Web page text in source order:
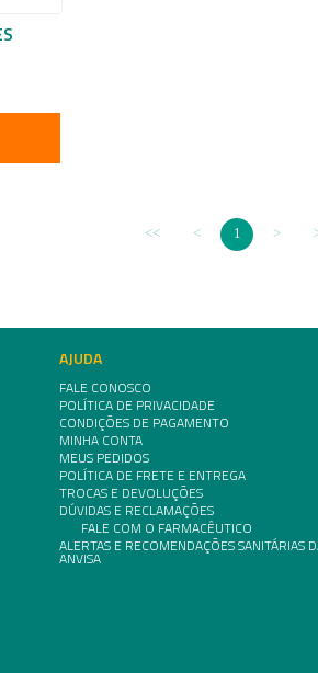
1
AJUDA
FALE CONOSCO
POLÍTICA DE PRIVACIDADE
CONDIÇÕES DE PAGAMENTO
MINHA CONTA
MEUS PEDIDOS
POLÍTICA DE FRETE E ENTREGA
TROCAS E DEVOLUÇÕES
DÚVIDAS E RECLAMAÇÕES
FALE COM O FARMACÊUTICO
ALERTAS E RECOMENDAÇÕES SANITÁRIAS
ANVISA